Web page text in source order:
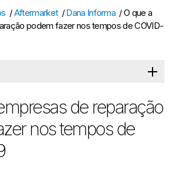
/Aftermarket /Dana Informa /O que a
podem fazer nos tempos de COVID-
de reparação
nos tempos de